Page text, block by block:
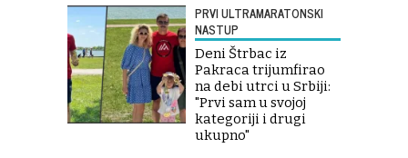
PRVI ULTRAMARATONSKI
NASTUP
Deni Štrbac iz
Pakraca trijumfirao
na debi utrci u Srbiji:
"Prvi sam u svojoj
kategoriji i drugi
ukupno"